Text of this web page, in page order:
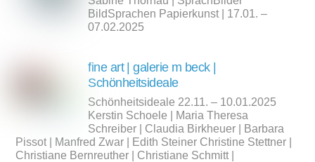
BildSprachen Papierkunst | 17.01. –
07.02.2025
fine art | galerie m beck |
Schönheitsideale
Schönheitsideale 22.11. – 10.01.2025
Kerstin Schoele | Maria Theresa
Schreiber | Claudia Birkheuer | Barbara
Pissot | Manfred Zwar | Edith Steiner Christine Stettner |
Christiane Bernreuther | Christiane Schmitt |